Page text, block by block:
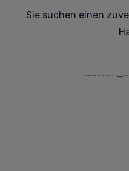
Sie suchen einen